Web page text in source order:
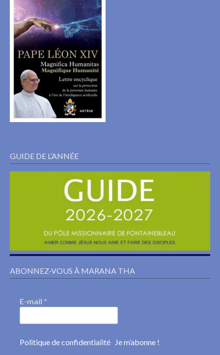
GUIDE DE L’ANNÉE
ABONNEZ-VOUS À MARANA THA
E-mail *
Politique de confidentialité